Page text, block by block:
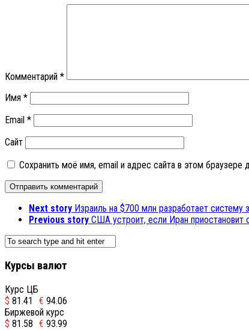
Комментарий *
Имя *
Email *
Сайт
Сохранить моё имя, email и адрес сайта в этом
Next story Израиль на $700 млн разработает
Previous story США устроит, если Иран приостановит
Курсы валют
Курс ЦБ
$ 81.41 € 94.06
Биржевой курс
$ 81.58 € 93.99